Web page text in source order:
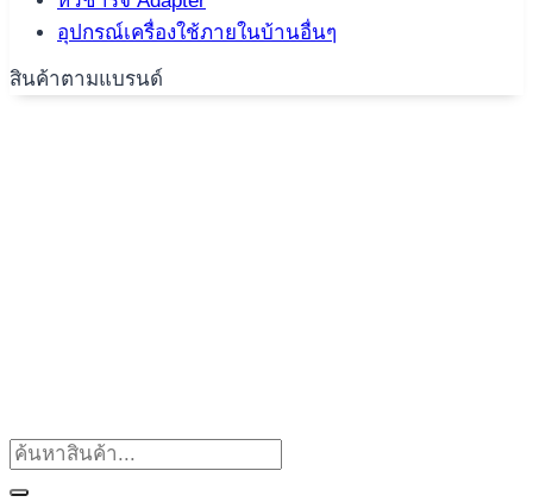
อุปกรณ์เครื่องใช้ภายในบ้านอื่นๆ
สินค้าตามแบรนด์